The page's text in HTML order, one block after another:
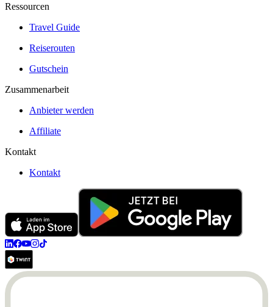
Ressourcen
Travel Guide
Reiserouten
Gutschein
Zusammenarbeit
Anbieter werden
Affiliate
Kontakt
Kontakt